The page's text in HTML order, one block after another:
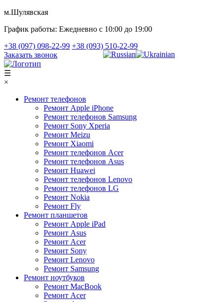
м.Шулявская
График работы: Ежедневно с 10:00 до 19:00
+38 (097) 098-22-99 +38 (093) 510-22-99
Заказать звонок
☰
×
Ремонт телефонов
Ремонт Apple iPhone
Ремонт телефонов Samsung
Ремонт Sony Xperia
Ремонт Meizu
Ремонт Xiaomi
Ремонт телефонов Acer
Ремонт телефонов Asus
Ремонт Huawei
Ремонт телефонов Lenovo
Ремонт телефонов LG
Ремонт Nokia
Ремонт Fly
Ремонт планшетов
Ремонт Apple iPad
Ремонт Asus
Ремонт Acer
Ремонт Sony
Ремонт Lenovo
Ремонт Samsung
Ремонт ноутбуков
Ремонт MacBook
Ремонт Acer